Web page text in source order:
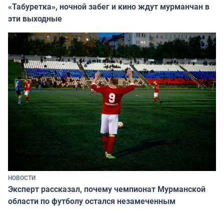
«Табуретка», ночной забег и кино ждут мурманчан в
эти выходные
НОВОСТИ
Эксперт рассказал, почему чемпионат Мурманской
области по футболу остался незамеченным